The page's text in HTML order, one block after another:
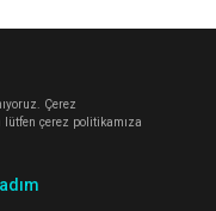
Çerez
lütfen çerez politikamıza